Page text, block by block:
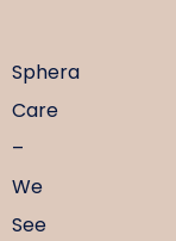
Sphera
Care
–
We
See